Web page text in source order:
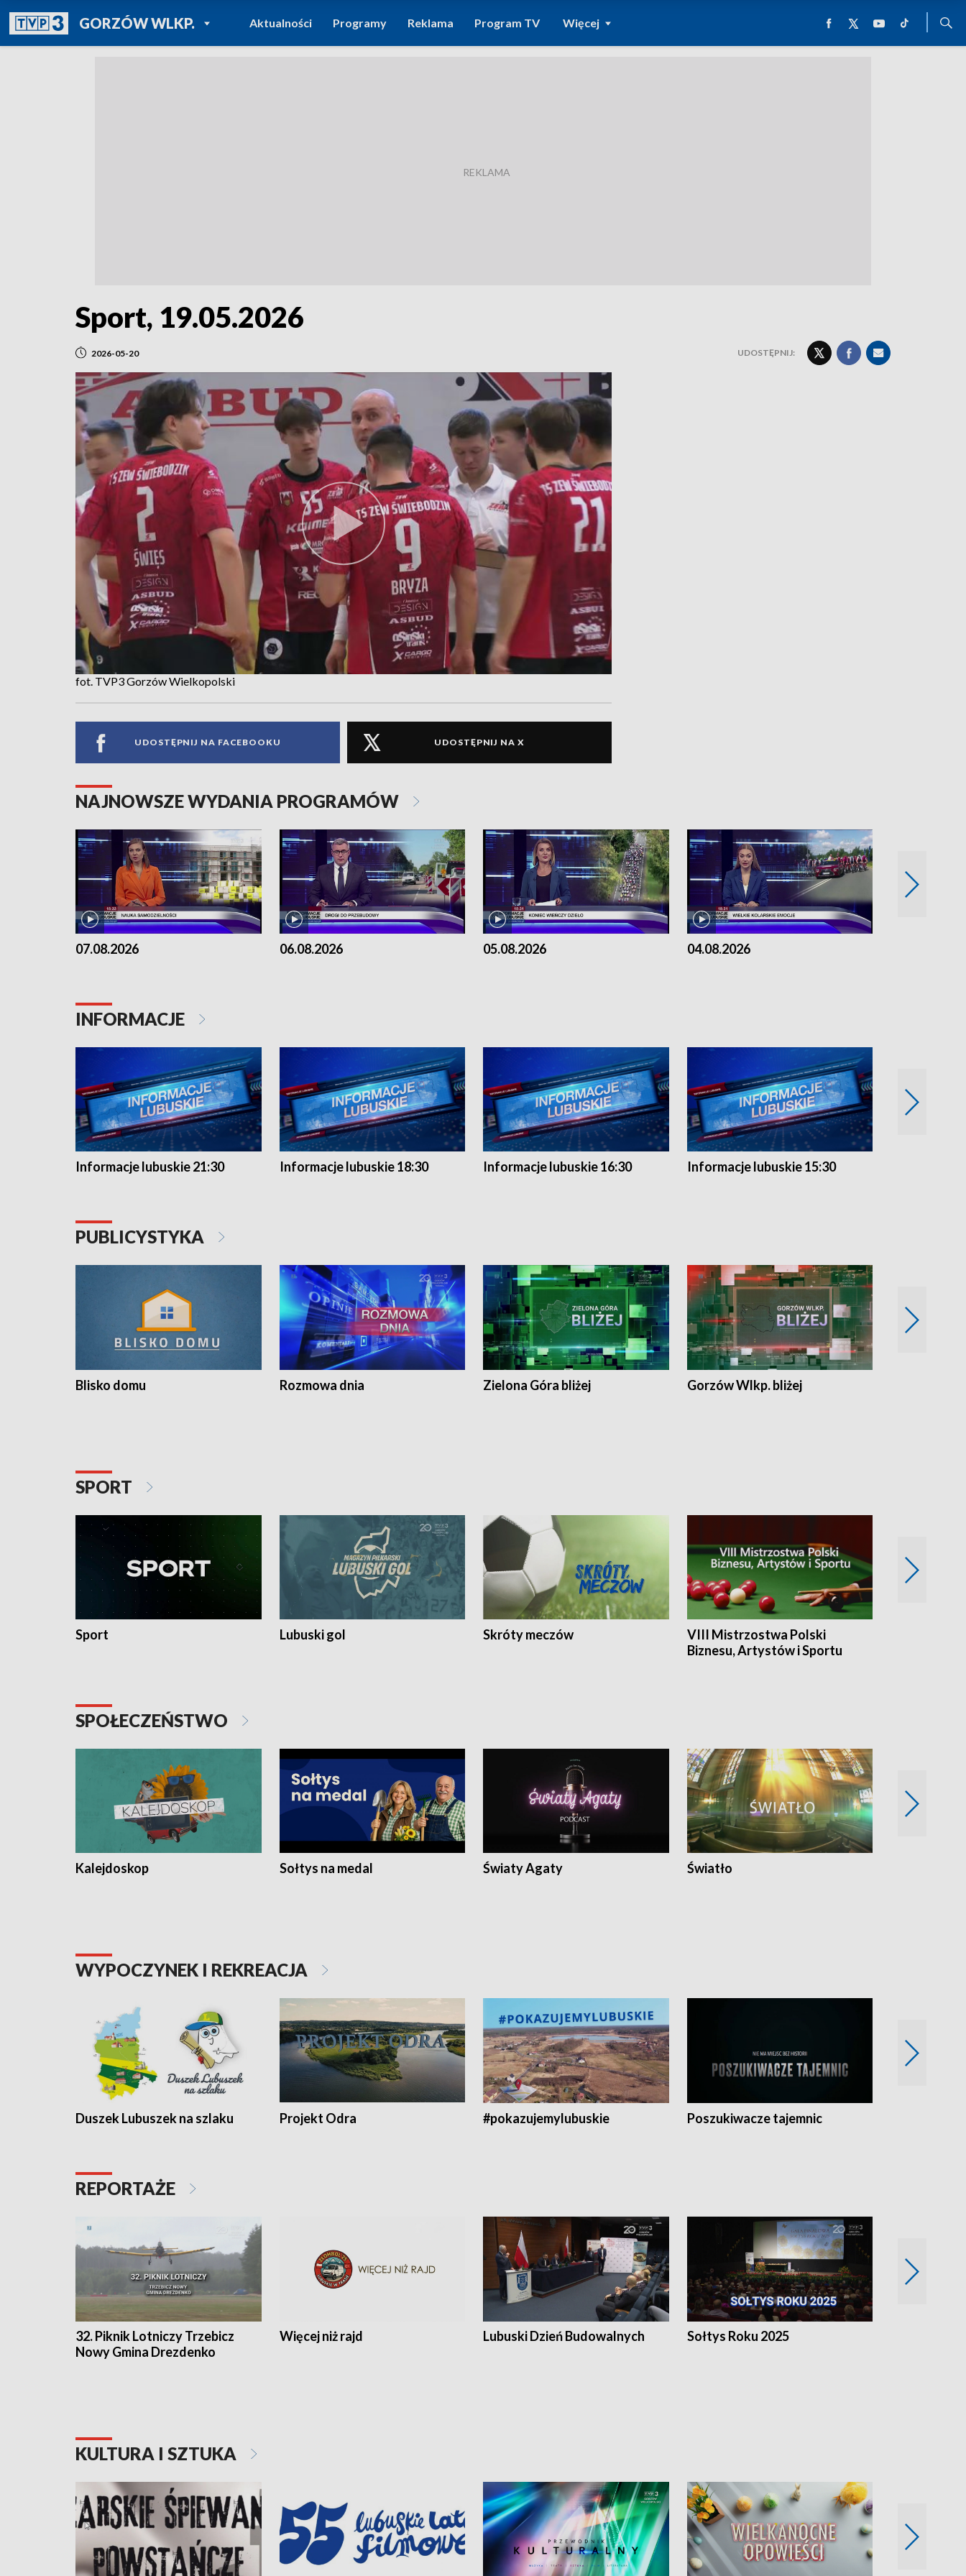
GORZÓW WLKP.POWRÓT DO
TVP REGIONY
Aktualności Programy Reklama Program TV Więcej
Sport, 19.05.2026
2026-05-20 UDOSTĘPNIJ:
fot. TVP3 Gorzów Wielkopolski
UDOSTĘPNIJ NA FACEBOOKU UDOSTĘPNIJ NA X
NAJNOWSZE WYDANIA PROGRAMÓW
07.08.2026 06.08.2026 05.08.2026 04.08.2026
INFORMACJE
Informacje lubuskie 21:30 Informacje lubuskie 18:30 Informacje lubuskie 16:30 Informacje lubuskie 15:30
PUBLICYSTYKA
Blisko domu Rozmowa dnia Zielona Góra bliżej Gorzów Wlkp. bliżej
SPORT
Sport Lubuski gol Skróty meczów
VIII Mistrzostwa Polski
Biznesu, Artystów i Sportu
SPOŁECZEŃSTWO
Kalejdoskop Sołtys na medal Światy Agaty Światło
WYPOCZYNEK I REKREACJA
Duszek Lubuszek na szlaku Projekt Odra #pokazujemylubuskie Poszukiwacze tajemnic
REPORTAŻE
32. Piknik Lotniczy Trzebicz
Nowy Gmina Drezdenko
Więcej niż rajd Lubuski Dzień Budowalnych Sołtys Roku 2025
KULTURA I SZTUKA